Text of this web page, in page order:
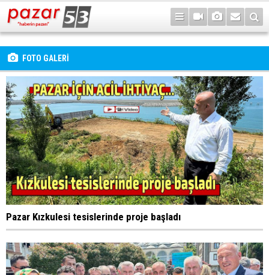
FOTO GALERİ
Pazar Kızkulesi tesislerinde proje başladı